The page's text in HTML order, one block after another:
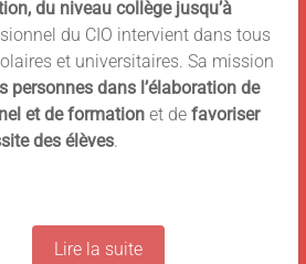
du niveau collège jusqu’à
du CIO intervient dans tous
et universitaires. Sa mission
personnes dans l’élaboration de
et de formationet de favoriser
des élèves.
Lire la suite